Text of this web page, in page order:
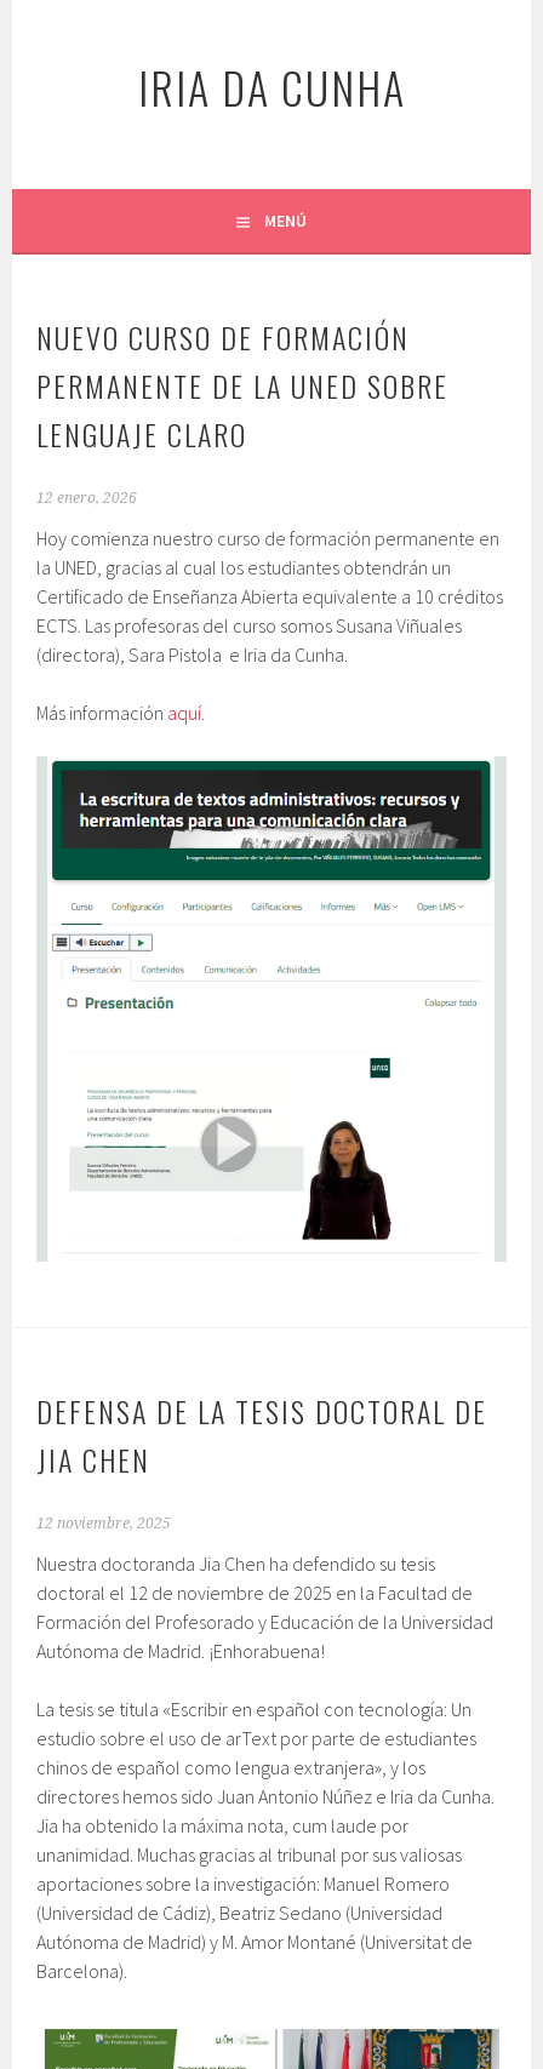
IRIA DA CUNHA
MENÚ
NUEVO CURSO DE FORMACIÓN
PERMANENTE DE LA UNED SOBRE
LENGUAJE CLARO
12 enero, 2026
Hoy comienza nuestro curso de formación permanente en
la UNED, gracias al cual los estudiantes obtendrán un
Certificado de Enseñanza Abierta equivalente a 10 créditos
ECTS. Las profesoras del curso somos Susana Viñuales
(directora), Sara Pistola e Iria da Cunha.
Más información aquí.
DEFENSA DE LA TESIS DOCTORAL DE
JIA CHEN
12 noviembre, 2025
Nuestra doctoranda Jia Chen ha defendido su tesis
doctoral el 12 de noviembre de 2025 en la Facultad de
Formación del Profesorado y Educación de la Universidad
Autónoma de Madrid. ¡Enhorabuena!
La tesis se titula «Escribir en español con tecnología: Un
estudio sobre el uso de arText por parte de estudiantes
chinos de español como lengua extranjera», y los
directores hemos sido Juan Antonio Núñez e Iria da Cunha.
Jia ha obtenido la máxima nota, cum laude por
unanimidad. Muchas gracias al tribunal por sus valiosas
aportaciones sobre la investigación: Manuel Romero
(Universidad de Cádiz), Beatriz Sedano (Universidad
Autónoma de Madrid) y M. Amor Montané (Universitat de
Barcelona).